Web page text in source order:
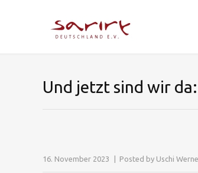
Und jetzt sind wir
16. November 2023 Posted by Uschi